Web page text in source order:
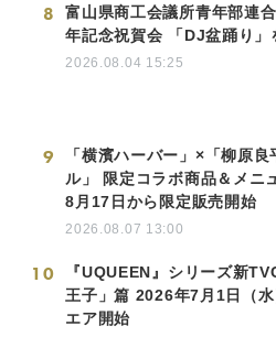
8
富山県商工会議所青年部連
年記念祝賀会 「DJ盆踊り」
2026.08.04 15:25
9
「横濱ハーバー」×「柳原良
ル」 限定コラボ商品＆メニ
8月17日から限定販売開始
2026.08.07 13:00
10
『UQUEEN』シリーズ新
王子」篇 2026年7月1日（
エア開始